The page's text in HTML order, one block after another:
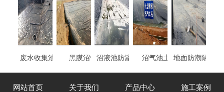
废水收集池防渗膜黑膜沼气池沼液池防渗土工膜沼气池土工膜地面防潮隔离土
膜
网站首页 关于我们 产品中心 施工案例